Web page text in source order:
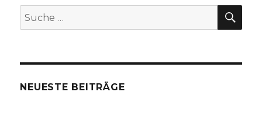
Suche
nach:
NEUESTE BEITRÄGE